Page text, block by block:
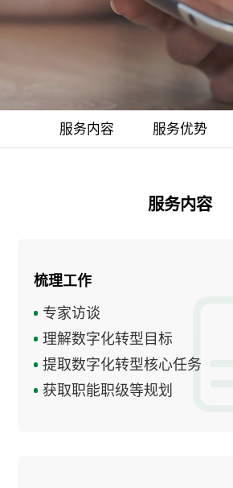
服务内容 服务优势
服务内容
梳理工作
专家访谈
理解数字化转型目标
提取数字化转型核心任务
获取职能职级等规划